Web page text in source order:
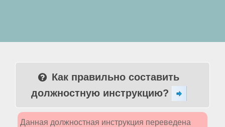
Как правильно составить
должностную инструкцию?
Данная должностная инструкция переведена